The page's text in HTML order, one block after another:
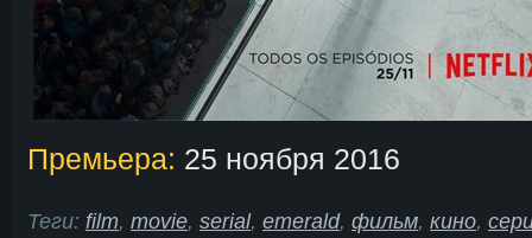
Премьера: 25 ноября 2016
Теги: film, movie, serial, emerald, фильм, кино,